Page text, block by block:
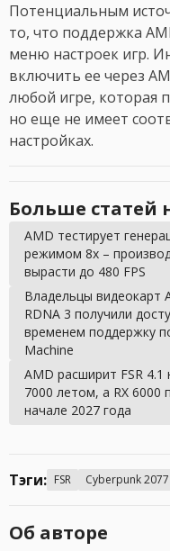
Потенциальным
то, что поддержка
меню настроек игр.
включить ее через
любой игре, которая
но еще не имеет
настройках.
Больше статей
AMD тестирует
режимом 8x –
вырасти до 480 FPS
Владельцы видеокарт
RDNA 3 получили
временем поддержку
Machine
AMD расширит FSR 4.1
7000 летом, а RX 6000
начале 2027 года
Тэги: FSR Cyberpunk 2077
Об авторе